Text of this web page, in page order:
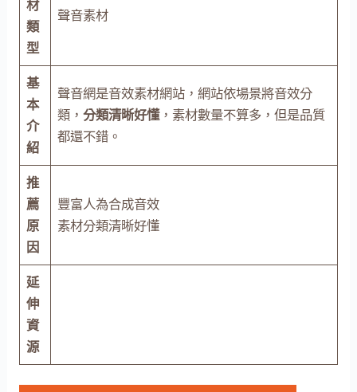
材
類
型
聲音素材
基
本
介
紹
聲音網是音效素材網站，網站依場景將音效分
類，分類清晰好懂，素材數量不算多，但是品質
都還不錯。
推
薦
原
因
豐富人為合成音效
素材分類清晰好懂
延
伸
資
源